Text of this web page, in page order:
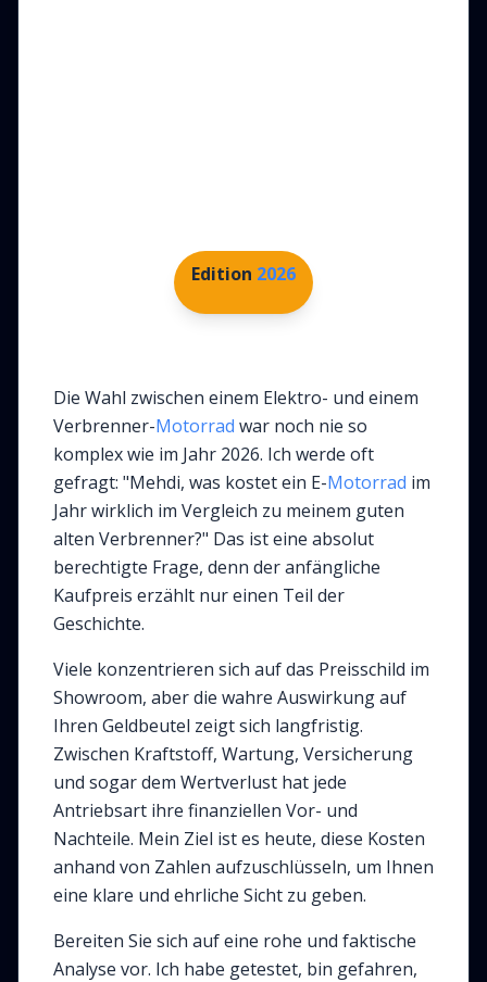
Edition 2026
Die Wahl zwischen einem Elektro- und einem
Verbrenner-Motorrad war noch nie so
komplex wie im Jahr 2026. Ich werde oft
gefragt: "Mehdi, was kostet ein E-Motorrad im
Jahr wirklich im Vergleich zu meinem guten
alten Verbrenner?" Das ist eine absolut
berechtigte Frage, denn der anfängliche
Kaufpreis erzählt nur einen Teil der
Geschichte.
Viele konzentrieren sich auf das Preisschild im
Showroom, aber die wahre Auswirkung auf
Ihren Geldbeutel zeigt sich langfristig.
Zwischen Kraftstoff, Wartung, Versicherung
und sogar dem Wertverlust hat jede
Antriebsart ihre finanziellen Vor- und
Nachteile. Mein Ziel ist es heute, diese Kosten
anhand von Zahlen aufzuschlüsseln, um Ihnen
eine klare und ehrliche Sicht zu geben.
Bereiten Sie sich auf eine rohe und faktische
Analyse vor. Ich habe getestet, bin gefahren,